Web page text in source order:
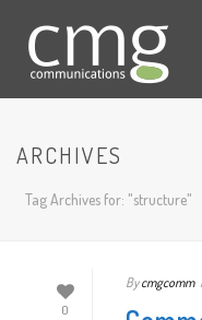
ARCHIVES
Tag Archives for: "structure"
0
By cmgcomm